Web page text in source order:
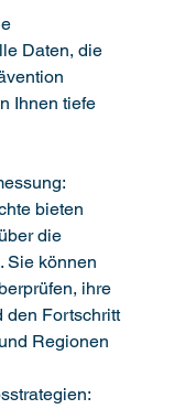
Daten, die
Ihnen tiefe
bieten
die
Sie können
ihre
den Fortschritt
Regionen